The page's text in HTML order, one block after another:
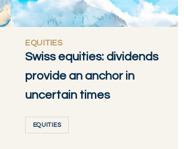
EQUITIES
Swiss equities: dividends
provide an anchor in
uncertain times
EQUITIES